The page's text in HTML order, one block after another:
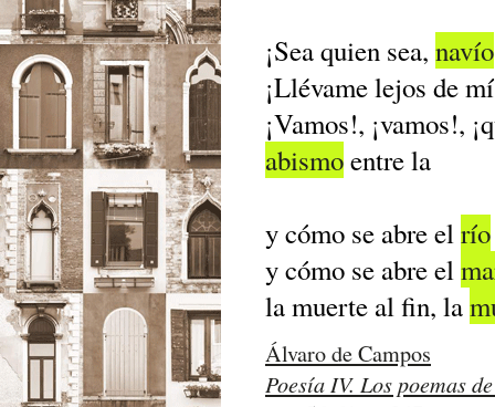
¡Sea quien sea, navío
¡Llévame lejos de
¡Vamos!, ¡vamos!,
abismoentre la
y cómo se abre elrío
y cómo se abre el
la muerte al fin, la
Álvaro de Campos
Poesía IV. Los poemas